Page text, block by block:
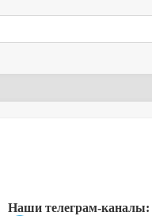
Наши телеграм-каналы: